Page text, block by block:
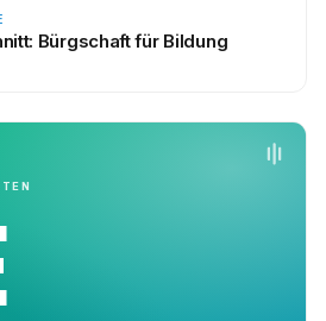
Bürgschaft für Bildung